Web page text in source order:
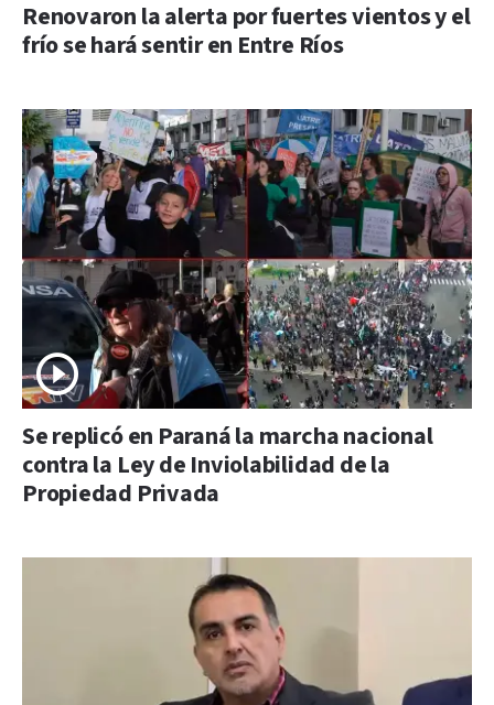
Renovaron la alerta por fuertes vientos y el
frío se hará sentir en Entre Ríos
Se replicó en Paraná la marcha nacional
contra la Ley de Inviolabilidad de la
Propiedad Privada